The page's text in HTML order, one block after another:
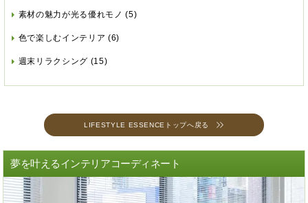
素材の魅力が光る優れモノ (5)
色で楽しむインテリア (6)
週末リラクシング (15)
LIFESTYLE ESSENCEトップへ戻る
夢を叶えるインテリアコーディネート